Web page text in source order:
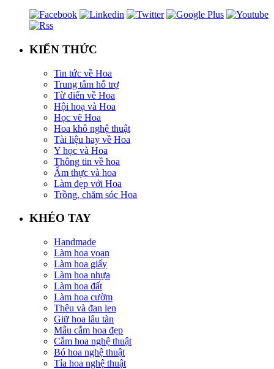
KIẾN THỨC
Tin tức về Hoa
Trung tâm hỗ trợ
Từ điển về Hoa
Hội hoạ và Hoa
Học vẽ Hoa
Hoa khô nghệ thuật
Tài liệu hay về Hoa
Y học và Hoa
Thông tin về hoa
Ẩm thực và hoa
Làm đẹp với Hoa
Trồng, chăm sóc Hoa
KHÉO TAY
Handmade
Làm hoa voan
Làm hoa giấy
Làm hoa nhựa
Làm hoa đất
Làm hoa cườm
Thêu và đan len
Giữ hoa lâu tàn
Mẫu cắm hoa đẹp
Cắm hoa nghệ thuật
Bó hoa nghệ thuật
Tỉa hoa nghệ thuật